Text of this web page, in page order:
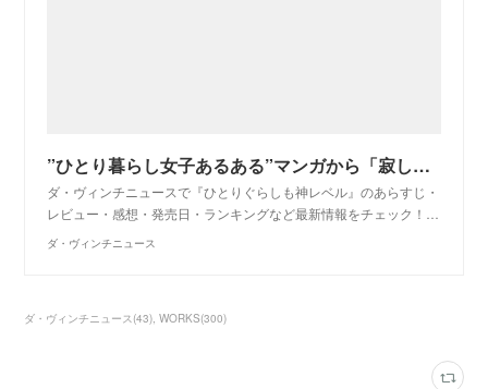
”ひとり暮らし女子あるある”マンガから「寂しさを紛らわす意外な方法」を検証！ | ダ・ヴィンチニュース
ダ・ヴィンチニュースで『ひとりぐらしも神レベル』のあらすじ・
レビュー・感想・発売日・ランキングなど最新情報をチェック！…
ダ・ヴィンチニュース
ダ・ヴィンチニュース(43) WORKS(300)